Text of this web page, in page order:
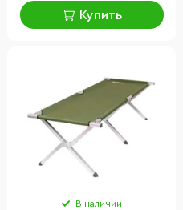
Купить
В наличии